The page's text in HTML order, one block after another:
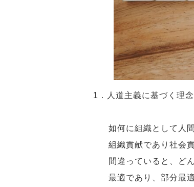
1．人道主義に基づく理念
如何に組織として人
組織貢献であり社会
間違っていると、ど
最適であり、部分最